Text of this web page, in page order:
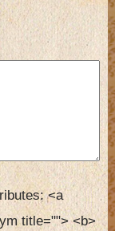
<a
title=""> <b>